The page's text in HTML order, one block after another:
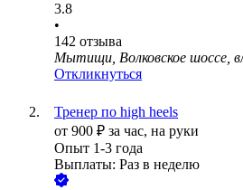
3.8
•
142 отзыва
Мытищи, Волковское шоссе,
Откликнуться
Тренер по high heels
от 900 ₽ за час, на руки
Опыт 1-3 года
Выплаты: Раз в неделю